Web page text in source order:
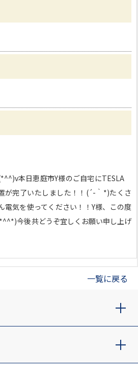
本日恵庭市Y様のご自宅にTESLA
が完了いたしました！！(´-｀*)たくさ
電気を使ってください！！Y様、この度
今後共どうぞ宜しくお願い申し上げ
一覧に戻る